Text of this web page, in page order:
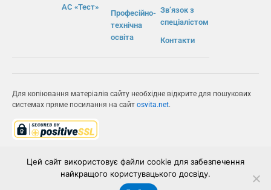
АС «Тест»
Професійно-
технічна
освіта
Зв’язок з
спеціалістом
Контакти
Для копіювання матеріалів сайту необхідне відкрите для пошукових
системах пряме посилання на сайт osvita.net.
ІВС «ОСВІТА»
Цей сайт використовує файли cookie для забезпечення
найкращого користувацького досвіду.